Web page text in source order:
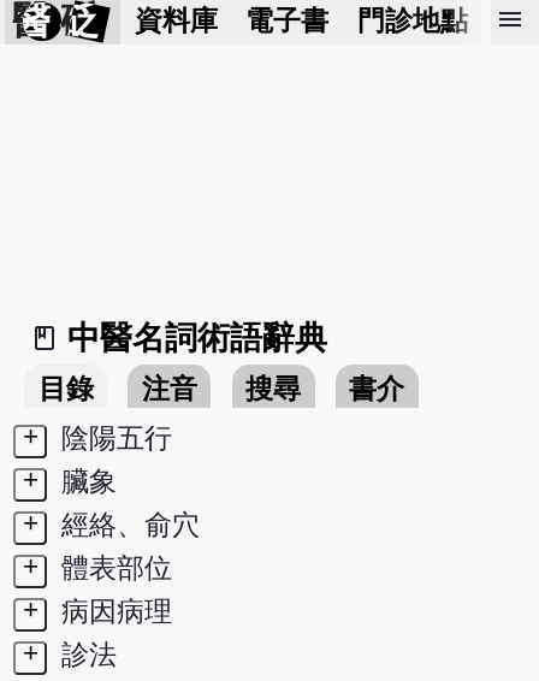
醫 砭 資料庫 電子書 門診地點 預
menu
book_2
中醫名詞術語辭典
目錄 注音 搜尋
書介
+
陰陽五行
+
臟象
+
經絡、俞穴
+
體表部位
+
病因病理
+
診法